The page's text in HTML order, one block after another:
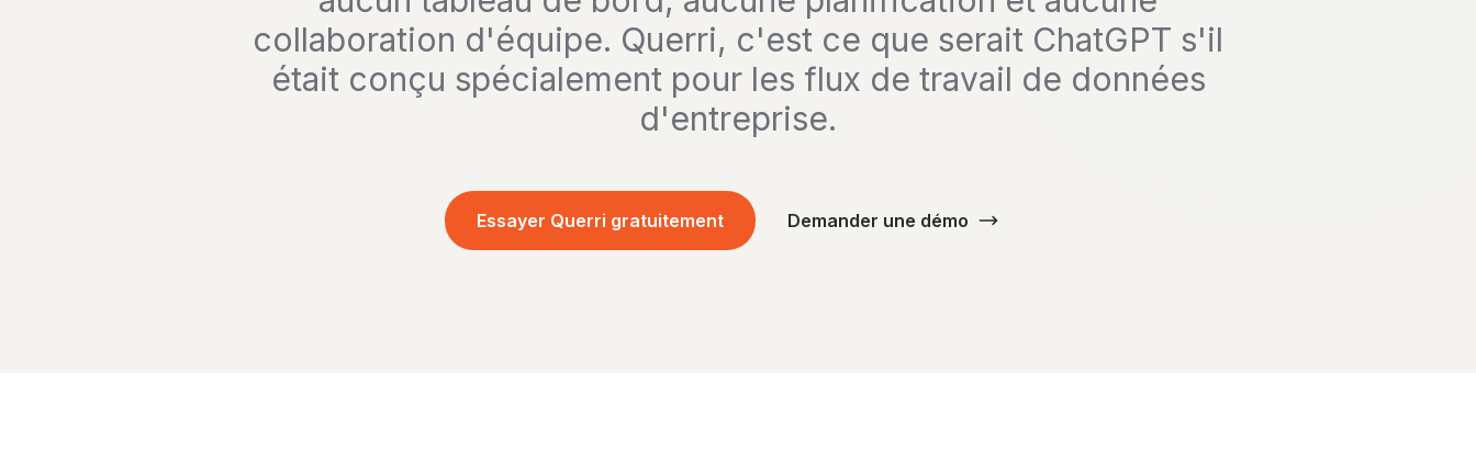
collaboration d'équipe. Querri, c'est ce que serait ChatGPT s'il
était conçu spécialement pour les flux de travail de données
d'entreprise.
Essayer Querri gratuitement Demander une démo